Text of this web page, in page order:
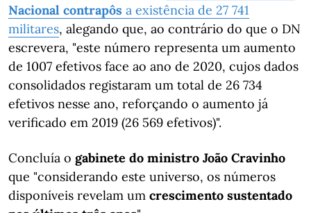
Nacional contrapôs a existência de 27 741
militares, alegando que, ao contrário do que o DN
escrevera, "este número representa um aumento
de 1007 efetivos face ao ano de 2020, cujos dados
consolidados registaram um total de 26 734
efetivos nesse ano, reforçando o aumento já
verificado em 2019 (26 569 efetivos)".
Concluía o gabinete do ministro João Cravinho
que "considerando este universo, os números
disponíveis revelam um crescimento sustentado